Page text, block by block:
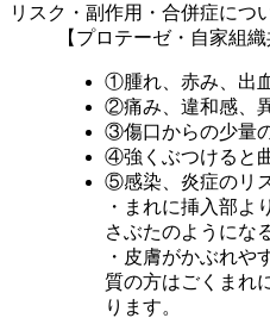
リスク・副作用・合併症につ
【プロテーゼ・自家組織
①腫れ、赤み、出
②痛み、違和感、
③傷口からの少量
④強くぶつけると
⑤感染、炎症のリ
・まれに挿入部よ
さぶたのようにな
・皮膚がかぶれや
質の方はごくまれ
ります。